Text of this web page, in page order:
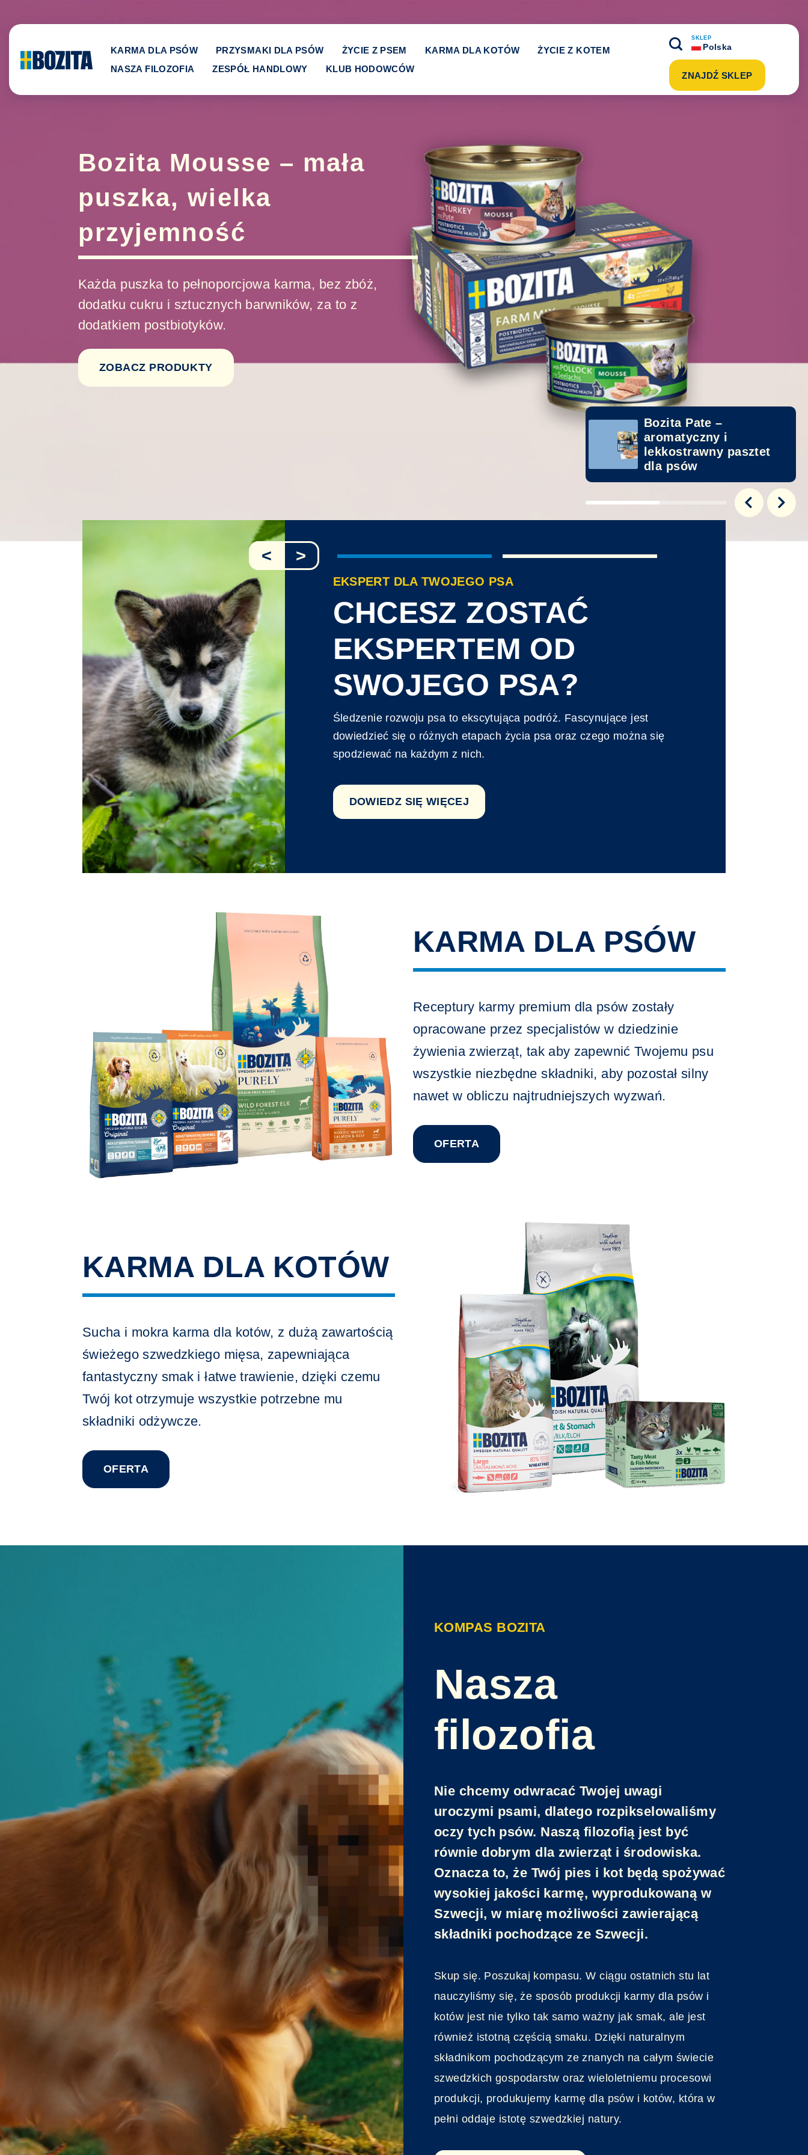
KARMA DLA PSÓW PRZYSMAKI DLA PSÓW ŻYCIE Z PSEM KARMA DLA KOTÓW
ŻYCIE Z KOTEM
NASZA FILOZOFIA
ZESPÓŁ HANDLOWY KLUB HODOWCÓW
SKLEP
Polska
ZNAJDŹ SKLEP
Bozita Mousse – mała
puszka, wielka
przyjemność
Każda puszka to pełnoporcjowa karma, bez zbóż,
dodatku cukru i sztucznych barwników, za to z
dodatkiem postbiotyków.
ZOBACZ PRODUKTY
Bozita Pate –
aromatyczny i
lekkostrawny pasztet
dla psów
EKSPERT DLA TWOJEGO PSA
CHCESZ ZOSTAĆ
EKSPERTEM OD
SWOJEGO PSA?
Śledzenie rozwoju psa to ekscytująca podróż. Fascynujące jest
dowiedzieć się o różnych etapach życia psa oraz czego można się
spodziewać na każdym z nich.
DOWIEDZ SIĘ WIĘCEJ
< >
KARMA DLA PSÓW
Receptury karmy premium dla psów zostały
opracowane przez specjalistów w dziedzinie
żywienia zwierząt, tak aby zapewnić Twojemu psu
wszystkie niezbędne składniki, aby pozostał silny
nawet w obliczu najtrudniejszych wyzwań.
OFERTA
KARMA DLA KOTÓW
Sucha i mokra karma dla kotów, z dużą zawartością
świeżego szwedzkiego mięsa, zapewniająca
fantastyczny smak i łatwe trawienie, dzięki czemu
Twój kot otrzymuje wszystkie potrzebne mu
składniki odżywcze.
OFERTA
KOMPAS BOZITA
Nasza
filozofia
Nie chcemy odwracać Twojej uwagi
uroczymi psami, dlatego rozpikselowaliśmy
oczy tych psów. Naszą filozofią jest być
równie dobrym dla zwierząt i środowiska.
Oznacza to, że Twój pies i kot będą spożywać
wysokiej jakości karmę, wyprodukowaną w
Szwecji, w miarę możliwości zawierającą
składniki pochodzące ze Szwecji.
Skup się. Poszukaj kompasu.W ciągu ostatnich stu lat
nauczyliśmy się, że sposób produkcji karmy dla psów i
kotów jest nie tylko tak samo ważny jak smak, ale jest
również istotną częścią smaku. Dzięki naturalnym
składnikom pochodzącym ze znanych na całym świecie
szwedzkich gospodarstw oraz wieloletniemu procesowi
produkcji, produkujemy karmę dla psów i kotów, która w
pełni oddaje istotę szwedzkiej natury.